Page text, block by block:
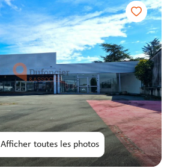
Afficher toutes les photos